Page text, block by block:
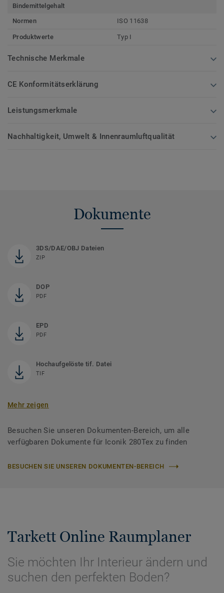
Bindemittelgehalt
Normen
ISO 11638
Produktwerte Typ I
Technische Merkmale
CE Konformitätserklärung
Leistungsmerkmale
Nachhaltigkeit, Umwelt & Innenraumluftqualität
Dokumente
3DS/DAE/OBJ Dateien
ZIP
DOP
PDF
EPD
PDF
Hochaufgelöste tif. Datei
TIF
Mehr zeigen
Besuchen Sie unseren Dokumenten-Bereich, um alle
verfügbaren Dokumente für Iconik 280Tex zu finden
BESUCHEN SIE UNSEREN DOKUMENTEN-BEREICH
Tarkett Online Raumplaner
Sie möchten Ihr Interieur ändern und
suchen den perfekten Boden?